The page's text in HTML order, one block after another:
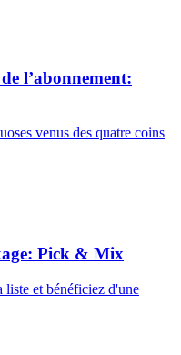
l’abonnement:
venus des quatre coins
Pick & Mix
liste et bénéficiez d'une